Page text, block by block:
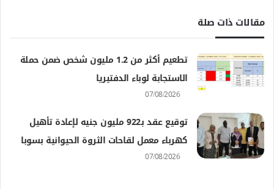
مقالات ذات صلة
تطعيم أكثر من 1.2 مليون شخص ضمن حملة
الاستجابة لوباء الدفتيريا
07/08/2026
توقيع عقد بـ922 مليون جنيه لإعادة تأهيل
كهرباء معمل لقاحات الثروة الحيوانية بسوبا
07/08/2026